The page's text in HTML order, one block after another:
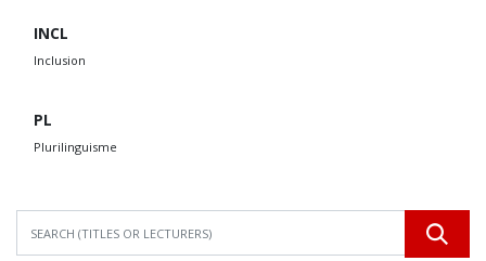
INCL
Inclusion
PL
Plurilinguisme